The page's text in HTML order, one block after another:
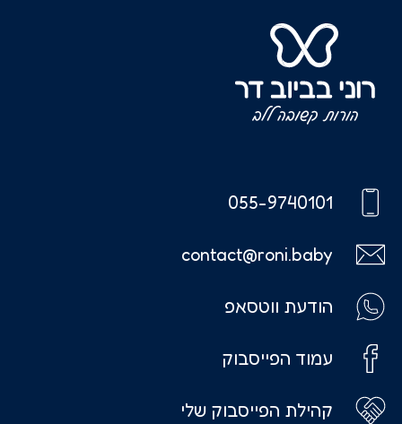
055-9740101
contact@roni.baby
הודעת ווטסאפ
עמוד הפייסבוק
קהילת הפייסבוק שלי